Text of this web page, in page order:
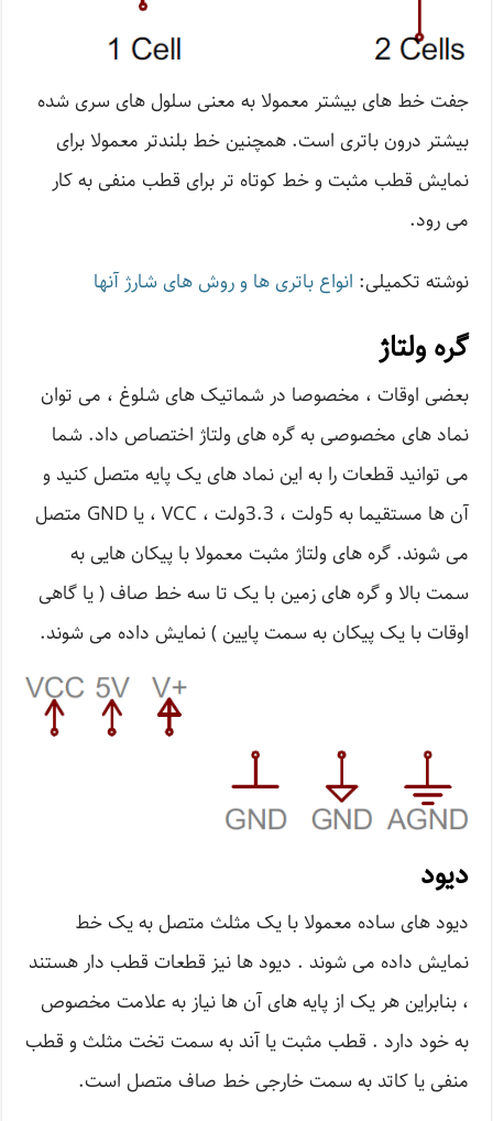
جفت خط های بیشتر معمولا به معنی سلول های سری شده
بیشتر درون باتری است. همچنین خط بلندتر معمولا برای
نمایش قطب مثبت و خط کوتاه تر برای قطب منفی به کار
می رود.
نوشته تکمیلی: انواع باتری ها و روش های شارژ آنها
گره ولتاژ
بعضی اوقات ، مخصوصا در شماتیک های شلوغ ، می توان
نماد های مخصوصی به گره های ولتاژ اختصاص داد. شما
می توانید قطعات را به این نماد های یک پایه متصل کنید و
آن ها مستقیما به 5ولت ، 3.3ولت ، VCC ، یا GND متصل
می شوند. گره های ولتاژ مثبت معمولا با پیکان هایی به
سمت بالا و گره های زمین با یک تا سه خط صاف ( یا گاهی
اوقات با یک پیکان به سمت پایین ) نمایش داده می شوند.
دیود
دیود های ساده معمولا با یک مثلث متصل به یک خط
نمایش داده می شوند . دیود ها نیز قطعات قطب دار هستند
، بنابراین هر یک از پایه های آن ها نیاز به علامت مخصوص
به خود دارد . قطب مثبت یا آند به سمت تخت مثلث و قطب
منفی یا کاتد به سمت خارجی خط صاف متصل است.